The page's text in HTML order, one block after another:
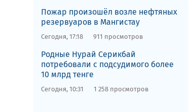
Пожар произошёл возле нефтяных
резервуаров в Мангистау
Сегодня, 17:18 911 просмотров
Родные Нурай Серикбай
потребовали с подсудимого более
10 млрд тенге
Сегодня, 10:31 1 258 просмотров